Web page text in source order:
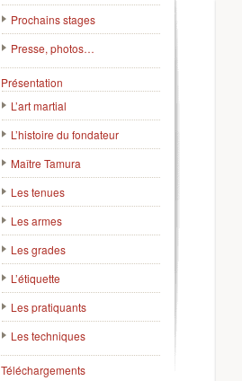
Prochains stages
Presse, photos…
Présentation
L’art martial
L’histoire du fondateur
Maître Tamura
Les tenues
Les armes
Les grades
L’étiquette
Les pratiquants
Les techniques
Téléchargements